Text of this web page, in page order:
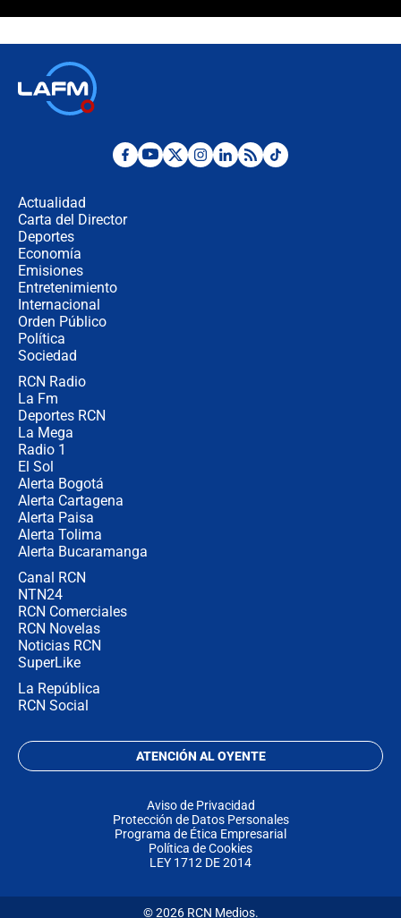
Posesión de Abelardo De La Espriella
Actualidad
Carta del Director
Deportes
Economía
Emisiones
Entretenimiento
Internacional
Orden Público
Política
Sociedad
RCN Radio
La Fm
Deportes RCN
La Mega
Radio 1
El Sol
Alerta Bogotá
Alerta Cartagena
Alerta Paisa
Alerta Tolima
Alerta Bucaramanga
Canal RCN
NTN24
RCN Comerciales
RCN Novelas
Noticias RCN
SuperLike
La República
RCN Social
ATENCIÓN AL OYENTE
Aviso de Privacidad
Protección de Datos Personales
Programa de Ética Empresarial
Política de Cookies
LEY 1712 DE 2014
© 2026 RCN Medios.